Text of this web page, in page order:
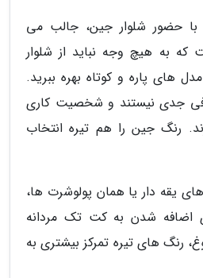
حضور شلوار جین، جالب می
که به هیچ وجه نباید از شلوار
های پاره و کوتاه بهره ببرید.
جدی نیستند و شخصیت کاری
رنگ جین را هم تیره انتخاب
یقه دار یا همان پولوشرت ها،
اضافه شدن به کت تک مردانه
رنگ های تیره تمرکز بیشتری به